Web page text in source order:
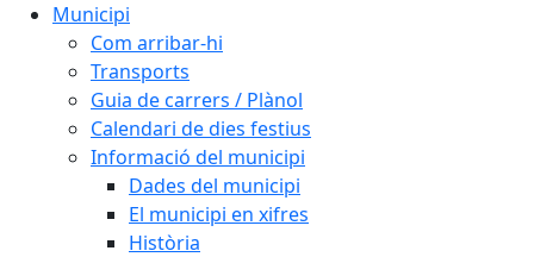
Municipi
Com arribar-hi
Transports
Guia de carrers / Plànol
Calendari de dies festius
Informació del municipi
Dades del municipi
El municipi en xifres
Història